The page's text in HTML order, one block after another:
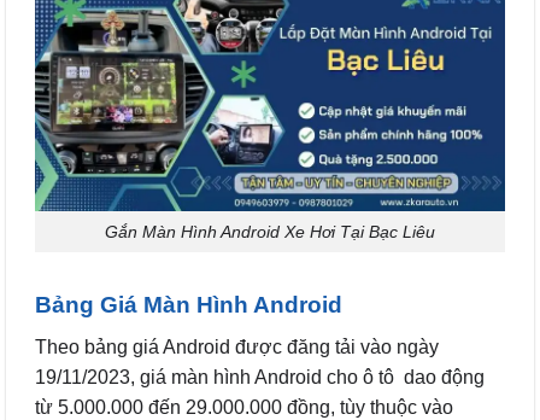
Gắn Màn Hình Android Xe Hơi Tại Bạc Liêu
Bảng Giá Màn Hình Android
Theo bảng giá Android được đăng tải vào ngày
19/11/2023, giá màn hình Android cho ô tô dao động
từ 5.000.000 đến 29.000.000 đồng, tùy thuộc vào